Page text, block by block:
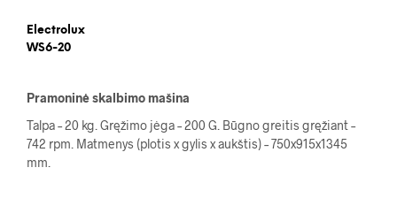
Electrolux
WS6-20
Pramoninė skalbimo mašina
Talpa – 20 kg. Gręžimo jėga – 200 G. Būgno greitis gręžiant –
742 rpm. Matmenys (plotis x gylis x aukštis) – 750x915x1345
mm.